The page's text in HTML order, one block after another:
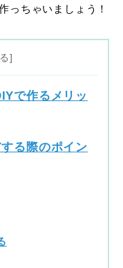
っちゃいましょう！
で作るメリッ
る際のポイン